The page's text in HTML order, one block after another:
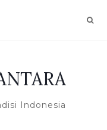
Indonesia